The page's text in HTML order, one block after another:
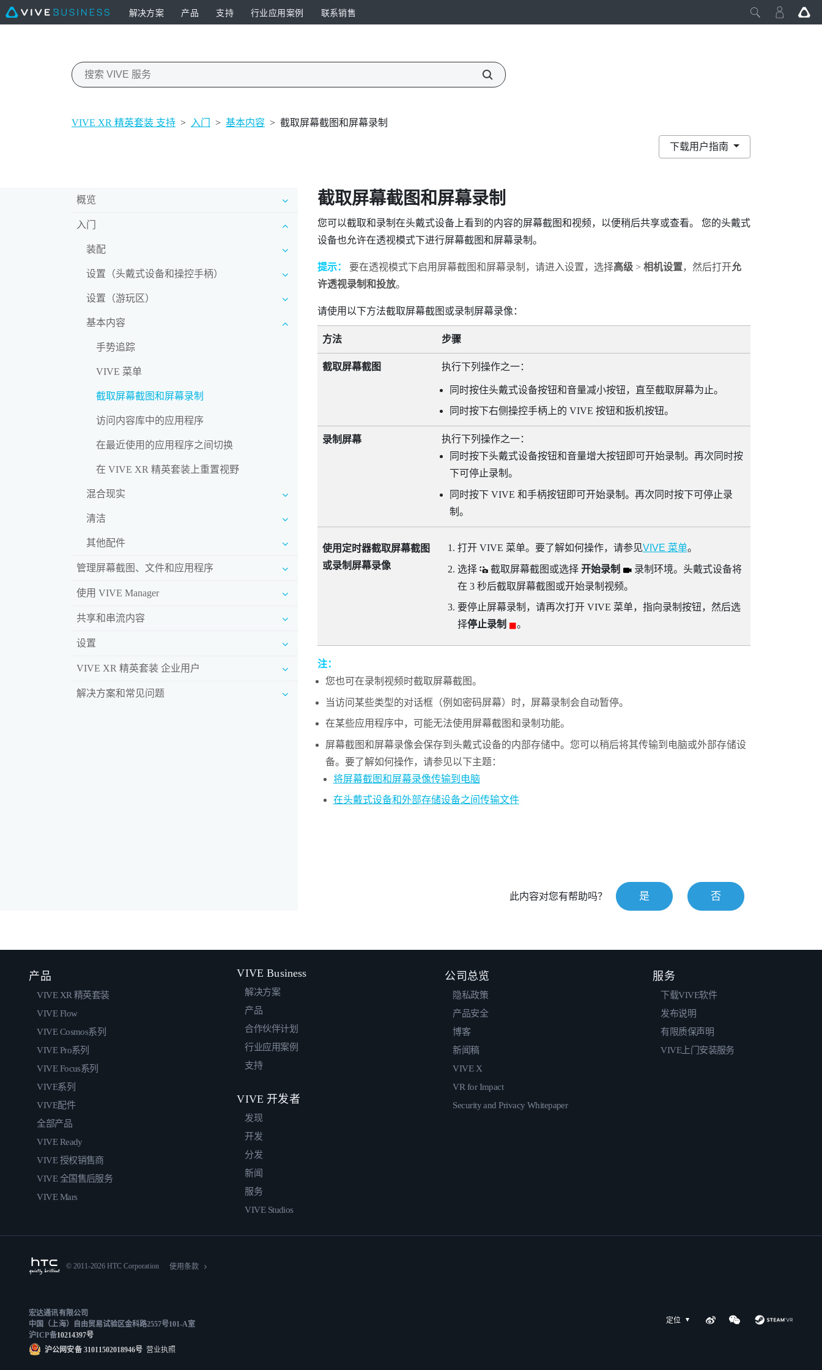
解决方案 产品 支持 行业应用案例 联系销售
VIVE XR 精英套装 支持 > 入门 > 基本内容 > 截取屏幕截图和屏幕录制
下载用户指南
概览
入门
装配
设置（头戴式设备和操控手柄）
设置（游玩区）
基本内容
手势追踪
VIVE 菜单
截取屏幕截图和屏幕录制
访问内容库中的应用程序
在最近使用的应用程序之间切换
在 VIVE XR 精英套装上重置视野
混合现实
清洁
其他配件
管理屏幕截图、文件和应用程序
使用 VIVE Manager
共享和串流内容
设置
VIVE XR 精英套装 企业用户
解决方案和常见问题
截取屏幕截图和屏幕录制
您可以截取和录制在头戴式设备上看到的内容的屏幕截图和视频，以便稍后共享或查看。 您的头戴式
设备也允许在透视模式下进行屏幕截图和屏幕录制。
提示： 要在透视模式下启用屏幕截图和屏幕录制，请进入设置，选择高级> 相机设置，然后打开允
许透视录制和投放。
请使用以下方法截取屏幕截图或录制屏幕录像：
方法 步骤
截取屏幕截图 执行下列操作之一：
同时按住头戴式设备按钮和音量减小按钮，直至截取屏幕为止。
同时按下右侧操控手柄上的 VIVE 按钮和扳机按钮。
录制屏幕
执行下列操作之一：
同时按下头戴式设备按钮和音量增大按钮即可开始录制。再次同时按
下可停止录制。
同时按下 VIVE 和手柄按钮即可开始录制。再次同时按下可停止录
制。
使用定时器截取屏幕截图
或录制屏幕录像
打开 VIVE 菜单。要了解如何操作，请参见VIVE 菜单。
选择 截取屏幕截图或选择 开始录制
录制环境。头戴式设备将
在 3 秒后截取屏幕截图或开始录制视频。
要停止屏幕录制，请再次打开 VIVE 菜单，指向录制按钮，然后选
择停止录制 。
注：
您也可在录制视频时截取屏幕截图。
当访问某些类型的对话框（例如密码屏幕）时，屏幕录制会自动暂停。
在某些应用程序中，可能无法使用屏幕截图和录制功能。
屏幕截图和屏幕录像会保存到头戴式设备的内部存储中。您可以稍后将其传输到电脑或外部存储设
备。要了解如何操作，请参见以下主题：
将屏幕截图和屏幕录像传输到电脑
在头戴式设备和外部存储设备之间传输文件
此内容对您有帮助吗？ 是 否
产品
VIVE XR 精英套装
VIVE Flow
VIVE Cosmos系列
VIVE Pro系列
VIVE Focus系列
VIVE系列
VIVE配件
全部产品
VIVE Ready
VIVE 授权销售商
VIVE 全国售后服务
VIVE Mars
VIVE Business
解决方案
产品
合作伙伴计划
行业应用案例
支持
VIVE 开发者
发现
开发
分发
新闻
服务
VIVE Studios
公司总览
隐私政策
产品安全
博客
新闻稿
VIVE X
VR for Impact
Security and Privacy Whitepaper
服务
下载VIVE软件
发布说明
有限质保声明
VIVE上门安装服务
定位
© 2011-2026 HTC Corporation 使用条款
宏达通讯有限公司
中国（上海）自由贸易试验区金科路2557号101-A室
沪ICP备10214397号
沪公网安备 31011502018946号 营业执照